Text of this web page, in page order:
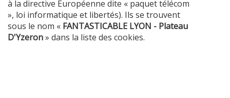
à la directive Européenne dite « paquet télécom
», loi informatique et libertés). Ils se trouvent
sous le nom « FANTASTICABLE LYON - Plateau
D'Yzeron» dans la liste des cookies.